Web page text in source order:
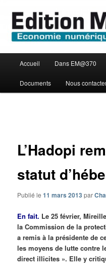
contenu
principalEdition
principal
Accueil Dans EM@370
Documents Nous
L’Hadopi
statut
Publié le11 mars 2013 par
En fait. Le 25 février,
la Commission de la
a remis à la présidente de
les moyens de lutte contre
direct illicites ». Elle y